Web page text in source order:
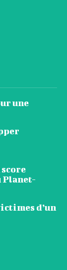
une
Planet-
d’un